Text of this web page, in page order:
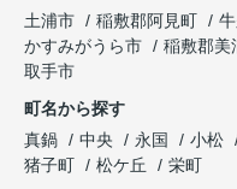
土浦市
稲敷郡阿見町
かすみがうら市
稲敷郡美
取手市
町名から探す
真鍋
中央 永国 小松
猪子町
松ケ丘
栄町